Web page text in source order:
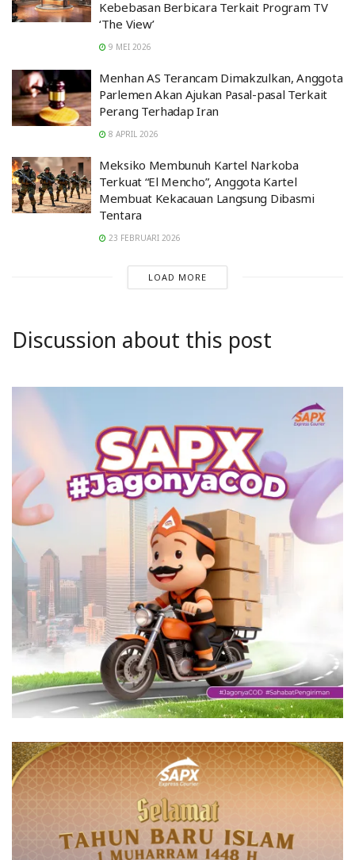
Kebebasan Berbicara Terkait Program TV
‘The View’
9 MEI 2026
Menhan AS Terancam Dimakzulkan, Anggota
Parlemen Akan Ajukan Pasal-pasal Terkait
Perang Terhadap Iran
8 APRIL 2026
Meksiko Membunuh Kartel Narkoba
Terkuat “El Mencho”, Anggota Kartel
Membuat Kekacauan Langsung Dibasmi
Tentara
23 FEBRUARI 2026
LOAD MORE
Discussion about this post